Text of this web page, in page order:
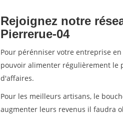
Rejoignez notre
Pierrerue-04
Pour pérénniser votre entreprise
pouvoir alimenter régulièrement le
d'affaires.
Pour les meilleurs artisans, le
augmenter leurs revenus il faudra